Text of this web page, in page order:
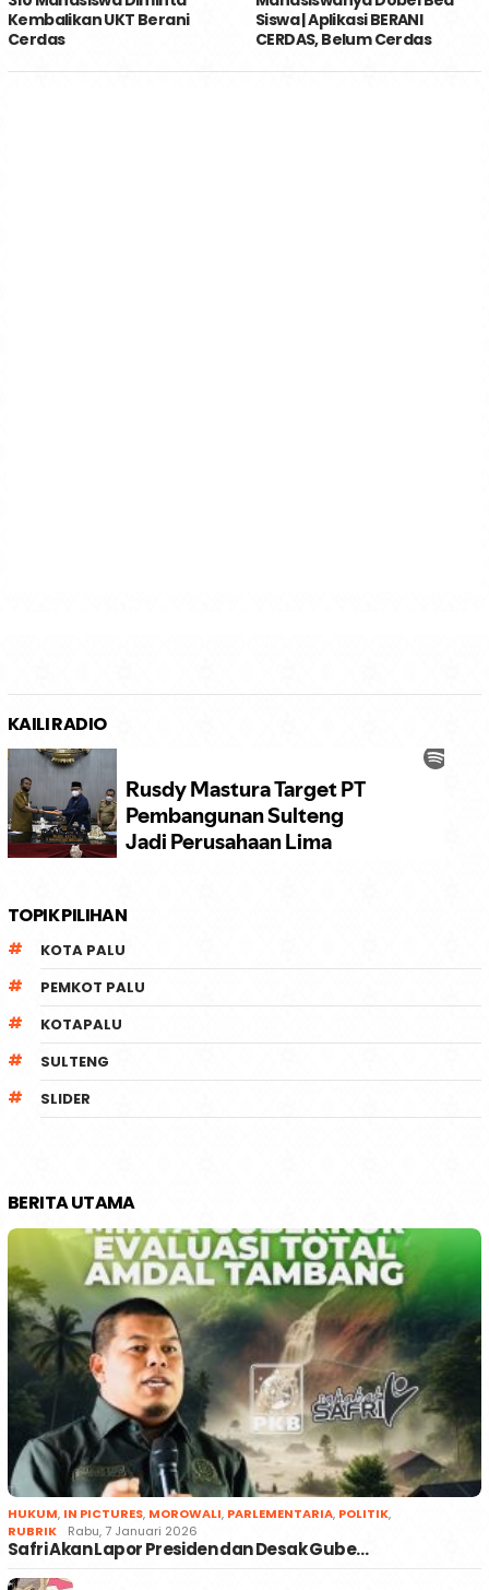
Kembalikan UKT Berani
Cerdas
Siswa | Aplikasi BERANI
CERDAS, Belum Cerdas
KAILI RADIO
TOPIK PILIHAN
KOTA PALU
PEMKOT PALU
KOTAPALU
SULTENG
SLIDER
BERITA UTAMA
HUKUM, IN PICTURES, MOROWALI, PARLEMENTARIA, POLITIK,
RUBRIK
Rabu, 7 Januari 2026
Safri Akan Lapor Presiden dan Desak Gube…